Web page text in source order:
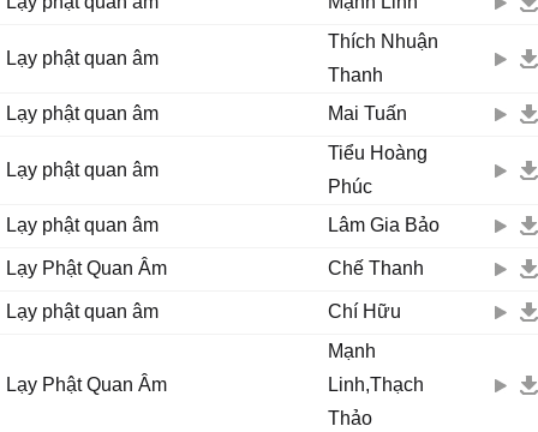
Lạy phật quan âm
Thích Nhuận
Thanh
Lạy phật quan âm
Mai Tuấn
Lạy phật quan âm
Tiểu Hoàng
Phúc
Lạy phật quan âm
Lâm Gia Bảo
Lạy Phật Quan Âm Chế Thanh
Lạy phật quan âm Chí Hữu
Lạy Phật Quan Âm
Mạnh
Linh,Thạch
Thảo